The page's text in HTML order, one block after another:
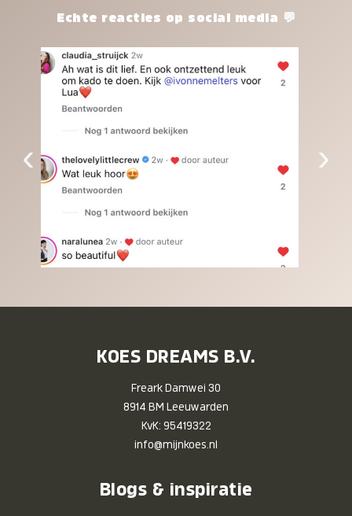
het waard.Echte reacties op social media 💬
‹ ›
KOES DREAMS B.V.
Freark Damwei 30
8914 BM Leeuwarden
KvK: 95419322
info@mijnkoes.nl
Blogs & inspiratie